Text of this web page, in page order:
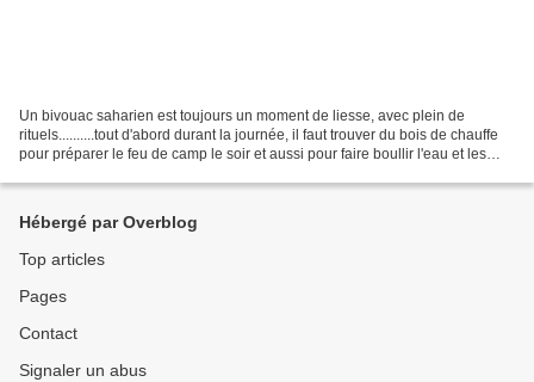
Un bivouac saharien est toujours un moment de liesse, avec plein de
rituels..........tout d'abord durant la journée, il faut trouver du bois de chauffe
pour préparer le feu de camp le soir et aussi pour faire boullir l'eau et les
Hébergé par Overblog
Top articles
Pages
Contact
Signaler un abus